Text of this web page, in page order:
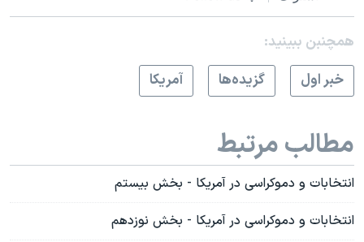
همچنبن ببینید:
خبر اول
گزيده‌ها آمريکا
مطالب مرتبط
انتخابات و دموکراسی در آمریکا - بخش بيستم
انتخابات و دموکراسی در آمریکا - بخش نوزدهم